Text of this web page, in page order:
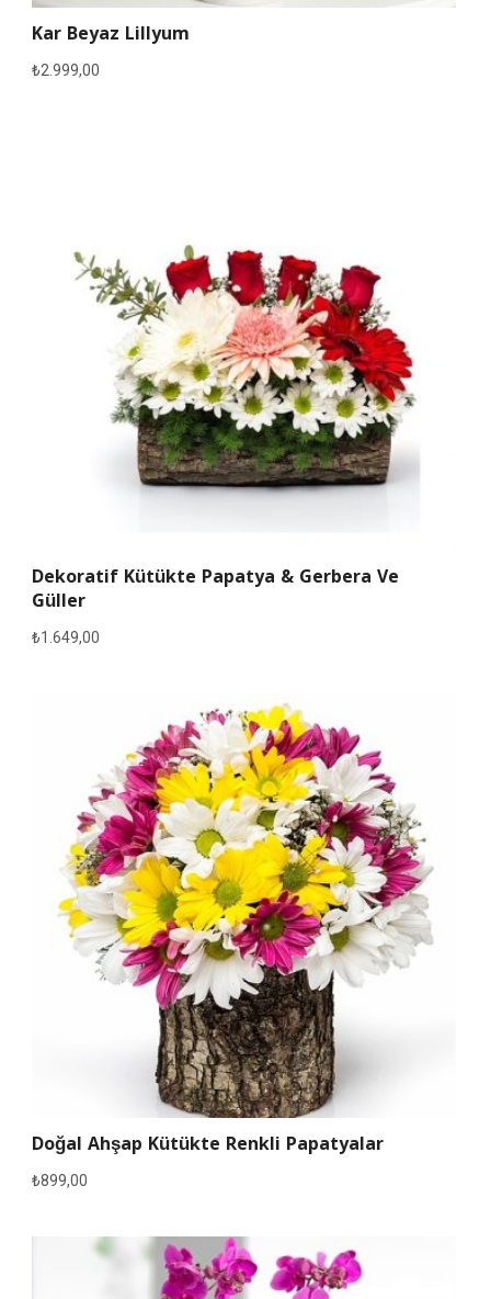
Kar Beyaz Lillyum
₺2.999,00
Dekoratif Kütükte Papatya & Gerbera Ve
Güller
₺1.649,00
Doğal Ahşap Kütükte Renkli Papatyalar
₺899,00